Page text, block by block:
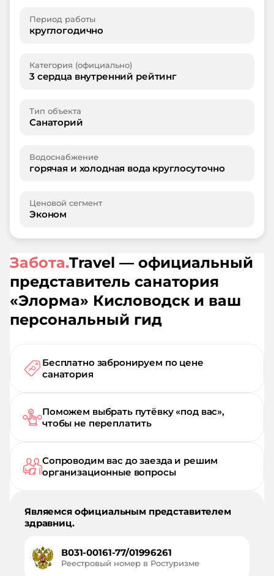
Период работы
круглогодично
Категория (официально)
3 сердца внутренний рейтинг
Тип объекта
Санаторий
Водоснабжение
горячая и холодная вода круглосуточно
Ценовой сегмент
Эконом
Забота.Travel — официальный
представитель санатория
«Элорма» Кисловодск и ваш
персональный гид
Бесплатно забронируем по цене
санатория
Поможем выбрать путёвку «под вас»,
чтобы не переплатить
Сопроводим вас до заезда и решим
организационные вопросы
Являемся официальным представителем
здравниц.
В031-00161-77/01996261
Реестровый номер в Ростуризме